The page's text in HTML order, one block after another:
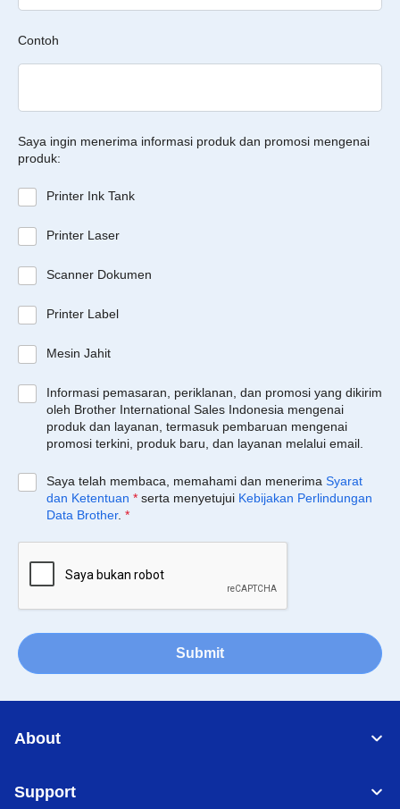
Contoh
Saya ingin menerima informasi produk dan promosi mengenai
produk:
Printer Ink Tank
Printer Laser
Scanner Dokumen
Printer Label
Mesin Jahit
Informasi pemasaran, periklanan, dan promosi yang dikirim
oleh Brother International Sales Indonesia mengenai
produk dan layanan, termasuk pembaruan mengenai
promosi terkini, produk baru, dan layanan melalui email.
Saya telah membaca, memahami dan menerima Syarat
dan Ketentuan * serta menyetujui Kebijakan Perlindungan
Data Brother. *
Submit
About
Support